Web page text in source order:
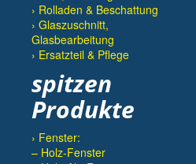
› Rolladen & Beschattung
› Glaszuschnitt,
Glasbearbeitung
› Ersatzteil & Pflege
spitzen
Produkte
› Fenster:
– Holz-Fenster